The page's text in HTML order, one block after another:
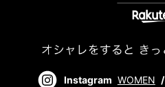
Instagram WOMEN /